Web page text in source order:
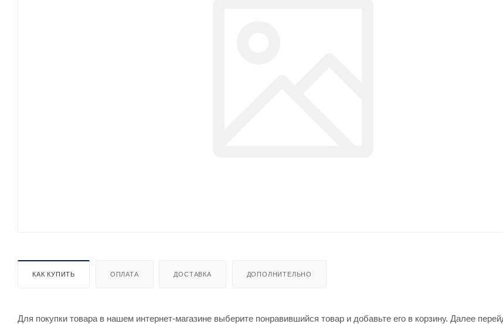
КАК КУПИТЬ ОПЛАТА ДОСТАВКА ДОПОЛНИТЕЛЬНО
Для покупки товара в нашем интернет-магазине выберите понравившийся товар и добавьте его в корзину. Далее